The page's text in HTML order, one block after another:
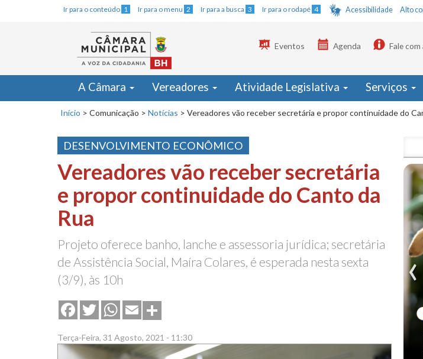
Ir para o conteúdo 1 Ir para o menu 2 Ir para a busca 3 Ir para o rodapé 4 Acessibilidade Alto
Eventos Agenda Fale com
A Câmara Vereadores Atividade Legislativa Serviços
Início > Comunicação > Notícias > Vereadores vão receber secretária e propor continuidade do
DESENVOLVIMENTO ECONÔMICO
Vereadores vão receber secretária
e propor continuidade do Canto da
Rua
Projeto oferece banho, lanche e assessoria jurídica; secretária
de Assistência Social, Maíra Colares, é esperada nesta sexta
(3/9), às 10h
FacebookTwitterWhatsApp
Email
Terça-Feira, 31 Agosto, 2021 - 11:30